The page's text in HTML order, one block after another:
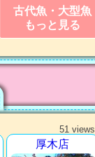
古代魚・大型魚
もっと見る
51 views
厚木店